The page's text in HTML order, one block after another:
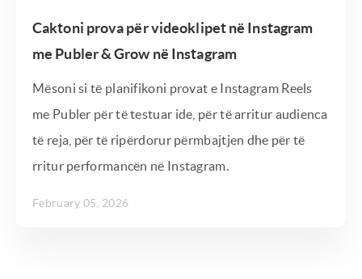
Caktoni prova për videoklipet në Instagram
me Publer & Grow në Instagram
Mësoni si të planifikoni provat e Instagram Reels
me Publer për të testuar ide, për të arritur audienca
të reja, për të ripërdorur përmbajtjen dhe për të
rritur performancën në Instagram.
February 05, 2026